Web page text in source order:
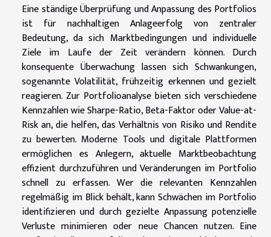
Eine ständige Überprüfung und Anpassung des Portfolios
ist für nachhaltigen Anlageerfolg von zentraler
Bedeutung, da sich Marktbedingungen und individuelle
Ziele im Laufe der Zeit verändern können. Durch
konsequente Überwachung lassen sich Schwankungen,
sogenannte Volatilität, frühzeitig erkennen und gezielt
reagieren. Zur Portfolioanalyse bieten sich verschiedene
Kennzahlen wie Sharpe-Ratio, Beta-Faktor oder Value-at-
Risk an, die helfen, das Verhältnis von Risiko und Rendite
zu bewerten. Moderne Tools und digitale Plattformen
ermöglichen es Anlegern, aktuelle Marktbeobachtung
effizient durchzuführen und Veränderungen im Portfolio
schnell zu erfassen. Wer die relevanten Kennzahlen
regelmäßig im Blick behält, kann Schwächen im Portfolio
identifizieren und durch gezielte Anpassung potenzielle
Verluste minimieren oder neue Chancen nutzen. Eine